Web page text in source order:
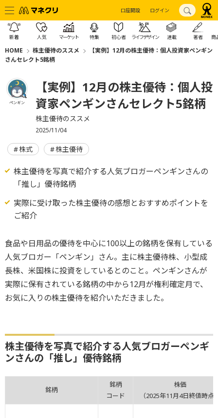
口座開設 ログイン
新着 人気 マーケット 特集 初心者 ライフデザイン 連載 著者 商
HOME 株主優待のススメ
【実例】12月の株主優待：個人投資家ペンギン
さんセレクト5銘柄
ペンギン
【実例】12月の株主優待：個人投
資家ペンギンさんセレクト5銘柄
株主優待のススメ
2025/11/04
株式 株主優待
株主優待を写真で紹介する人気ブロガーペンギンさんの
「推し」優待銘柄
実際に受け取った株主優待の感想とおすすめポイントを
ご紹介
食品や日用品の優待を中心に100以上の銘柄を保有している
人気ブロガー「ペンギン」さん。主に株主優待株、小型成
長株、米国株に投資をしているとのこと。ペンギンさんが
実際に保有されている銘柄の中から12月が権利確定月で、
お気に入りの株主優待を紹介いただきました。
株主優待を写真で紹介する人気ブロガーペンギ
ンさんの「推し」優待銘柄
銘柄
銘柄
コード
株価
（2025年11月4日終値時点